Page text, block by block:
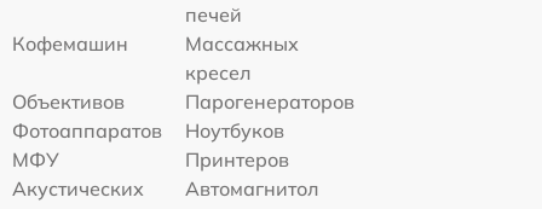
печей
Кофемашин
Массажных
кресел
Объективов
Парогенераторов
Фотоаппаратов
Ноутбуков
МФУ
Принтеров
Акустических
Автомагнитол